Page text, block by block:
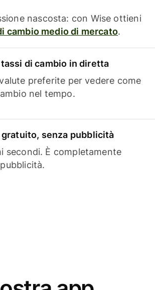
nascosta: con Wise ottieni
cambio medio di mercato.
di cambio in diretta
preferite per vedere come
nel tempo.
senza pubblicità
secondi. È completamente